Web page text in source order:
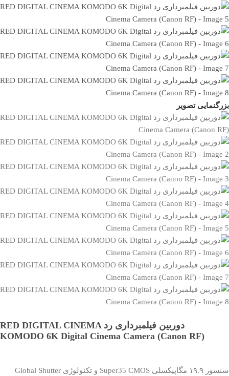
بزرگنمایی تصویر
دوربین فیلمبرداری رد RED DIGITAL CINEMA
KOMODO 6K Digital Cinema Camera (Canon RF)
سنسور ۱۹.۹ مگاپیکسلی Super35 CMOS و تکنولوژی Global Shutter